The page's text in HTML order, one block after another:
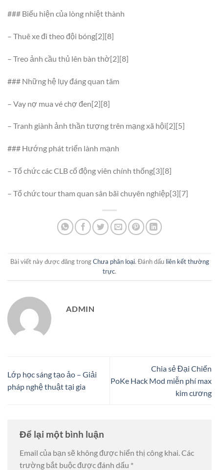
### Biểu hiện của lòng nhiệt thành
– Thuê xe đi theo đội bóng[2][8]
– Treo ảnh cầu thủ lên bàn thờ[2][8]
### Những hệ lụy đáng quan tâm
– Vay nợ mua vé chợ đen[2][8]
– Tranh giành ảnh thần tượng trên mạng xã hội[2][5]
### Hướng phát triển lành mạnh
– Tổ chức các CLB cổ động viên chính thống[3][8]
– Tổ chức tour tham quan sân bãi chuyên nghiệp[3][7]
Bài viết này được đăng trongChưa phân loại. Đánh dấu liên kết thường
trực.
ADMIN
Lớp học sáng tạo ảo – Giải
pháp nghệ thuật tại gia
Chia sẻ ​Đại Chiến
PoKe Hack Mod miễn phí max
kim cương
Để lại một bình luận
Email của bạn sẽ không được hiển thị công khai. Các
trường bắt buộc được đánh dấu *